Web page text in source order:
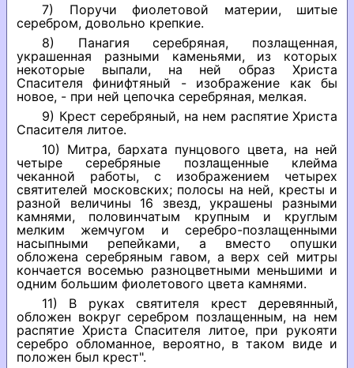
7) Поручи фиолетовой материи, шитые
серебром, довольно крепкие.
8) Панагия серебряная, позлащенная,
украшенная разными каменьями, из которых
некоторые выпали, на ней образ Христа
Спасителя финифтяный - изображение как бы
новое, - при ней цепочка серебряная, мелкая.
9) Крест серебряный, на нем распятие Христа
Спасителя литое.
10) Митра, бархата пунцового цвета, на ней
четыре серебряные позлащенные клейма
чеканной работы, с изображением четырех
святителей московских; полосы на ней, кресты и
разной величины 16 звезд, украшены разными
камнями, половинчатым крупным и круглым
мелким жемчугом и серебро-позлащенными
насыпными репейками, а вместо опушки
обложена серебряным гавом, а верх сей митры
кончается восемью разноцветными меньшими и
одним большим фиолетового цвета камнями.
11) В руках святителя крест деревянный,
обложен вокруг серебром позлащенным, на нем
распятие Христа Спасителя литое, при рукояти
серебро обломанное, вероятно, в таком виде и
положен был крест".